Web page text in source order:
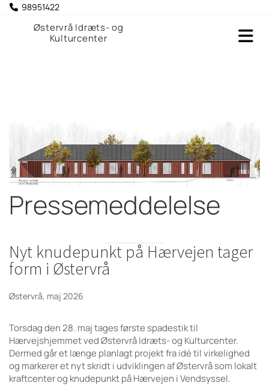
 98951422
Østervrå Idræts- og
Kulturcenter
Pressemeddelelse
Nyt knudepunkt på Hærvejen tager
form i Østervrå
Østervrå, maj 2026
Torsdag den 28. maj tages første spadestik til
Hærvejshjemmet ved Østervrå Idræts- og Kulturcenter.
Dermed går et længe planlagt projekt fra idé til virkelighed
og markerer et nyt skridt i udviklingen af Østervrå som lokalt
kraftcenter og knudepunkt på Hærvejen i Vendsyssel.